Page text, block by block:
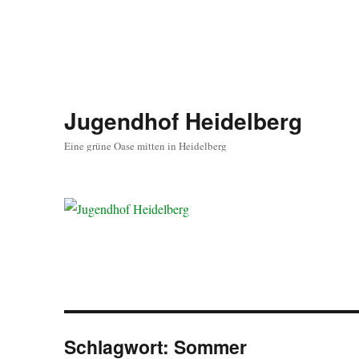
Jugendhof Heidelberg
Eine grüne Oase mitten in Heidelberg
Schlagwort:Sommer